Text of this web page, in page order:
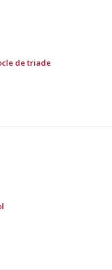
de triade